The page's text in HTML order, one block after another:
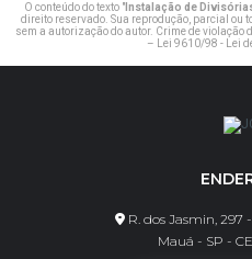
O conteúdo do texto "Instalação de
direito reservado. Sua reprodução, parcial ou
sem a autorização do autor. Crime de violação
– Lei 9610/98 - Lei
R. dos Jasmin,
Mauá - SP -